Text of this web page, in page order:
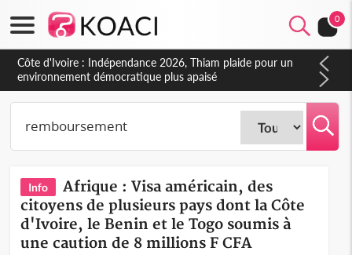
0
Info
Afrique : Visa américain, des
citoyens de plusieurs pays dont la Côte
d'Ivoire, le Benin et le Togo soumis à
une caution de 8 millions F CFA